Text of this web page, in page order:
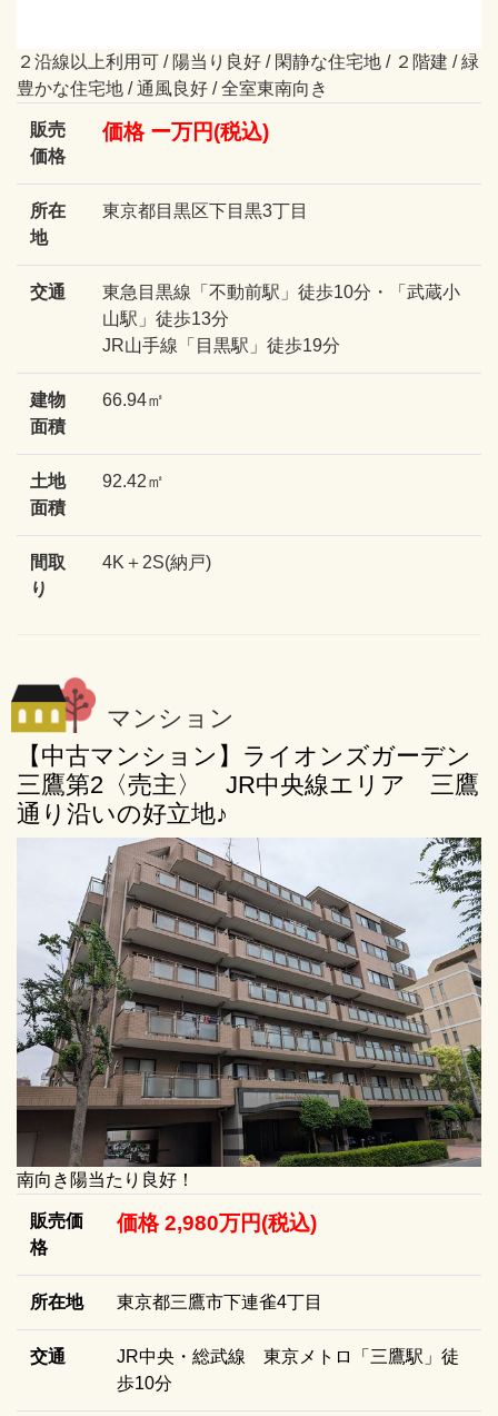
２沿線以上利用可 / 陽当り良好 / 閑静な住宅地 / ２階建 / 緑
豊かな住宅地 / 通風良好 / 全室東南向き
販売
価格
価格 ー万円(税込)
所在
地
東京都目黒区下目黒3丁目
交通
東急目黒線「不動前駅」徒歩10分・「武蔵小
山駅」徒歩13分
JR山手線「目黒駅」徒歩19分
建物
面積
66.94㎡
土地
面積
92.42㎡
間取
り
4K＋2S(納戸)
マンション
【中古マンション】ライオンズガーデン
三鷹第2〈売主〉 JR中央線エリア 三鷹
通り沿いの好立地♪
南向き陽当たり良好！
販売価
格
価格 2,980万円(税込)
所在地 東京都三鷹市下連雀4丁目
交通
JR中央・総武線 東京メトロ「三鷹駅」徒
歩10分